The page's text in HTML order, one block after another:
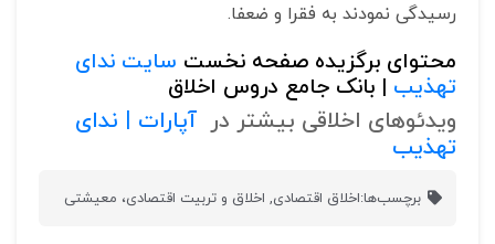
رسیدگی نمودند به فقرا و ضعفا.
محتوای برگزیده صفحه نخست سایت ندای
تهذیب | بانک جامع دروس اخلاق
ویدئوهای اخلاقی بیشتر در آپارات | ندای
تهذیب
برچسب‌ها:اخلاق اقتصادی, اخلاق و تربیت اقتصادی، معیشتی